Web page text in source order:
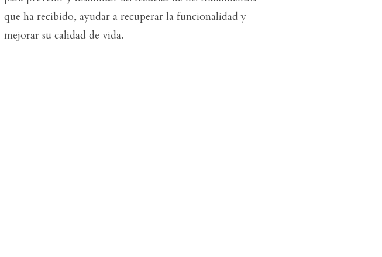
que ha recibido, ayudar a recuperar la funcionalidad y
mejorar su calidad de vida.